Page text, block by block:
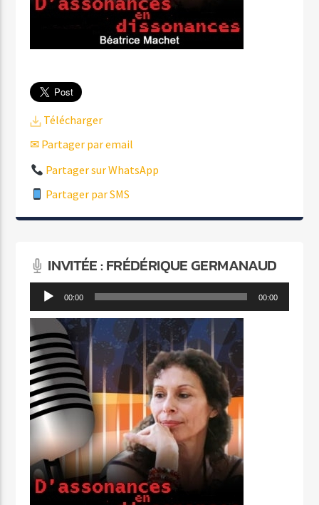
Télécharger
✉ Partager par email
Partager sur WhatsApp
Partager par SMS
INVITÉE : FRÉDÉRIQUE GERMANAUD
Lecteur 00:00 00:00